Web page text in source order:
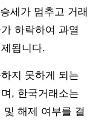
세가 멈추고 거래
하락하여 과열
됩니다.
지 못하게 되는
, 한국거래소는
해제 여부를 결